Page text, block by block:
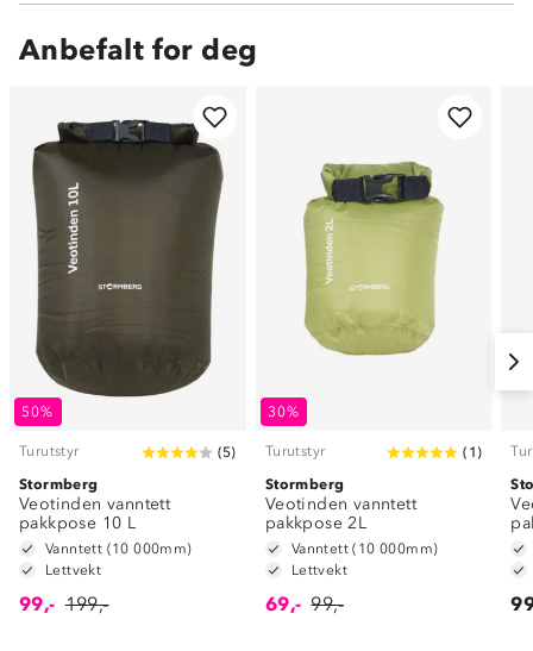
Anbefalt for deg
50%
Turutstyr (5)
Stormberg
Veotinden vanntett
pakkpose 10 L
Vanntett (10 000mm)
Lettvekt
99,- 199,-
30%
Turutstyr ( 1 )
Stormberg
Veotinden vanntett
pakkpose 2L
Vanntett (10 000mm)
Lettvekt
69,- 99,-